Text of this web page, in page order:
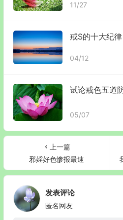
11/27
戒S的十大纪
04/12
试论戒色五道
05/07
上一篇
邪婬好色惨报最速
发表评论
匿名网友